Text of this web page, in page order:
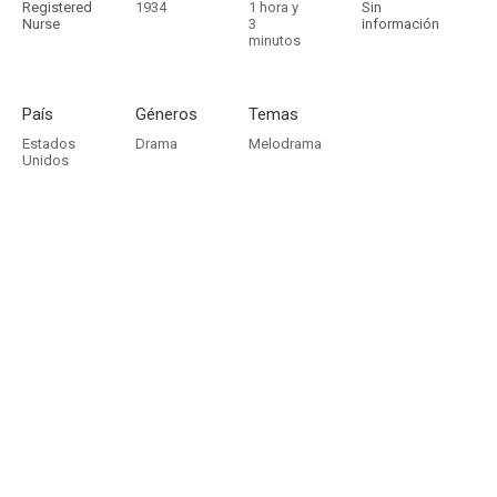
Registered
Nurse
1934
1 hora y
3
minutos
Sin
información
País
Estados
Unidos
Géneros
Drama
Temas
Melodrama